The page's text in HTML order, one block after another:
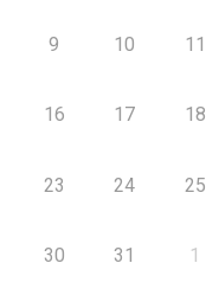
9 10 11
16 17 18
23 24 25
30 31 1